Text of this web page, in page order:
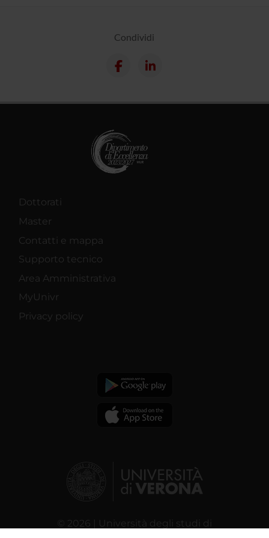
Condividi
Dottorati
Master
Contatti e mappa
Supporto tecnico
Area Amministrativa
MyUnivr
Privacy policy
© 2026 | Università degli studi di